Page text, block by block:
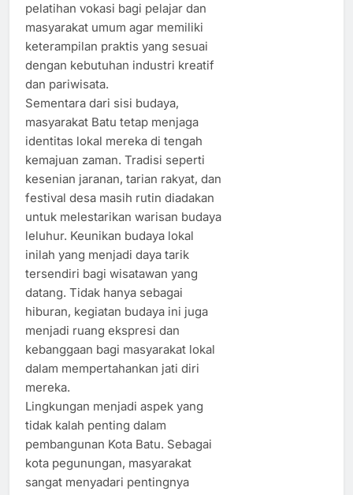
pelatihan vokasi bagi pelajar dan
masyarakat umum agar memiliki
keterampilan praktis yang sesuai
dengan kebutuhan industri kreatif
dan pariwisata.
Sementara dari sisi budaya,
masyarakat Batu tetap menjaga
identitas lokal mereka di tengah
kemajuan zaman. Tradisi seperti
kesenian jaranan, tarian rakyat, dan
festival desa masih rutin diadakan
untuk melestarikan warisan budaya
leluhur. Keunikan budaya lokal
inilah yang menjadi daya tarik
tersendiri bagi wisatawan yang
datang. Tidak hanya sebagai
hiburan, kegiatan budaya ini juga
menjadi ruang ekspresi dan
kebanggaan bagi masyarakat lokal
dalam mempertahankan jati diri
mereka.
Lingkungan menjadi aspek yang
tidak kalah penting dalam
pembangunan Kota Batu. Sebagai
kota pegunungan, masyarakat
sangat menyadari pentingnya